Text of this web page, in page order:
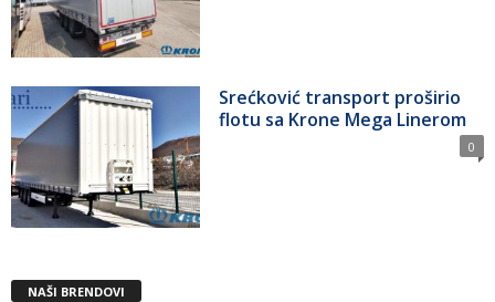
Srećković transport proširio
flotu sa Krone Mega Linerom
0
NAŠI BRENDOVI